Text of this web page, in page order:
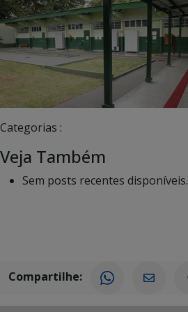
Categorias :
Veja Também
Sem posts recentes disponíveis.
Compartilhe: